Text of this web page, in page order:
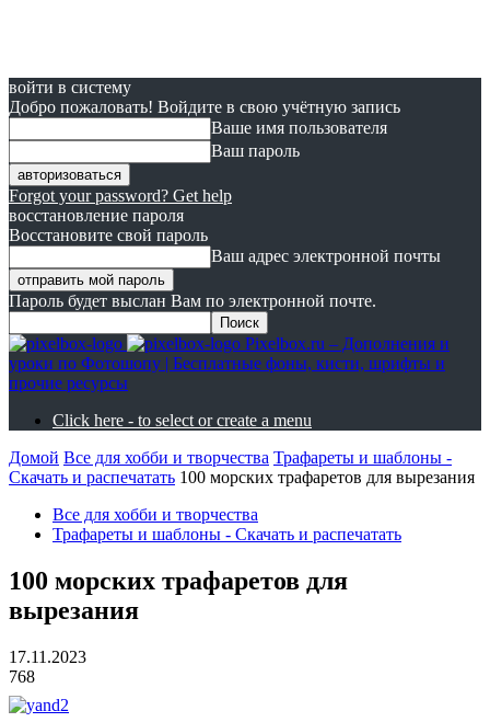
войти в систему
Добро пожаловать! Войдите в свою учётную запись
Ваше имя пользователя
Ваш пароль
Forgot your password? Get help
восстановление пароля
Восстановите свой пароль
Ваш адрес электронной почты
Пароль будет выслан Вам по электронной почте.
Pixelbox.ru – Дополнения и
уроки по Фотошопу | Бесплатные фоны, кисти, шрифты и
прочие ресурсы
Click here - to select or create a menu
Домой Все для хобби и творчества Трафареты и шаблоны -
Скачать и распечатать 100 морских трафаретов для вырезания
Все для хобби и творчества
Трафареты и шаблоны - Скачать и распечатать
100 морских трафаретов для
вырезания
17.11.2023
768